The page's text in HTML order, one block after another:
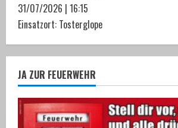
31/07/2026 | 16:15
Einsatzort: Tosterglope
JA ZUR FEUERWEHR